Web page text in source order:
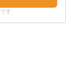
す